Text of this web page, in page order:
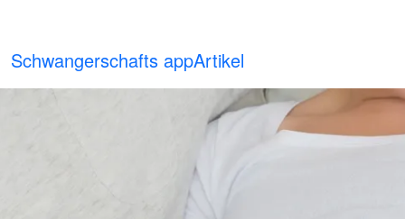
Schwangerschafts appArtikel